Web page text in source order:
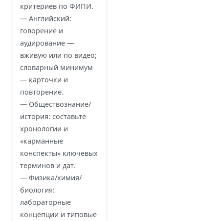
критериев по ФИПИ.
— Английский:
говорение и
аудирование —
вживую или по видео;
словарный минимум
— карточки и
повторение.
— Обществознание/
история: составьте
хронологии и
«карманные
конспекты» ключевых
терминов и дат.
— Физика/химия/
биология:
лабораторные
концепции и типовые